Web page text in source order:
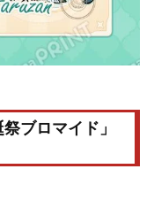
ブロマイド」